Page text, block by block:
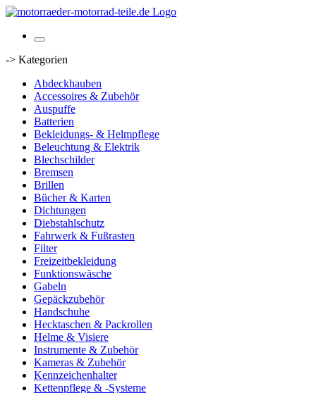
-> Kategorien
Abdeckhauben
Accessoires & Zubehör
Auspuffe
Batterien
Bekleidungs- & Helmpflege
Beleuchtung & Elektrik
Blechschilder
Bremsen
Brillen
Bücher & Karten
Dichtungen
Diebstahlschutz
Fahrwerk & Fußrasten
Filter
Freizeitbekleidung
Funktionswäsche
Gabeln
Gepäckzubehör
Handschuhe
Hecktaschen & Packrollen
Helme & Visiere
Instrumente & Zubehör
Kameras & Zubehör
Kennzeichenhalter
Kettenpflege & -Systeme